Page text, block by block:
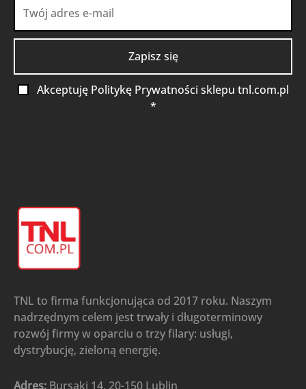
Akceptuję Politykę Prywatności sklepu tnl.com.pl
*
TNL to firma funkcjonująca od 2017 roku. Naszym
nadrzędnym celem jest trwały i długoterminowy
rozwój firmy w oparciu o trzy filary: usługi,
dystrybucję, zieloną energię.
Adres: Bursaki 14, 20-150 Lublin